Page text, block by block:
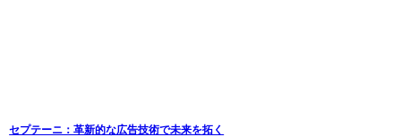
セプテーニ：革新的な広告技術で未来を拓く